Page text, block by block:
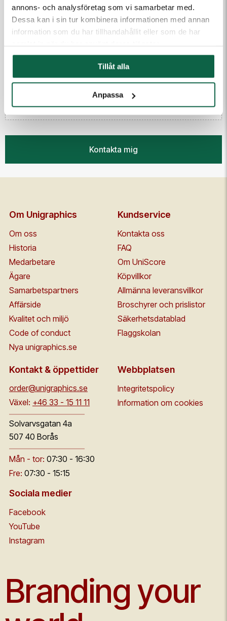
annons- och analysföretag som vi samarbetar med.
Dessa kan i sin tur kombinera informationen med annan
information som du har tillhandahållit eller som de har
Tillåt alla
Anpassa
(Fyll i email först) Dra och släpp eller klicka för att ladda
Kontakta mig
Om Unigraphics
Om oss
Historia
Medarbetare
Ägare
Samarbetspartners
Affärside
Kvalitet och miljö
Code of conduct
Nya unigraphics.se
Kundservice
Kontakta oss
FAQ
Om UniScore
Köpvillkor
Allmänna leveransvillkor
Broschyrer och prislistor
Säkerhetsdatablad
Flaggskolan
Kontakt & öppettider
order@unigraphics.se
Växel: +46 33 - 15 11 11
Solvarvsgatan 4a
507 40 Borås
Mån - tor: 07:30 - 16:30
Fre: 07:30 - 15:15
Webbplatsen
Integritetspolicy
Information om cookies
Sociala medier
Facebook
YouTube
Instagram
Branding your